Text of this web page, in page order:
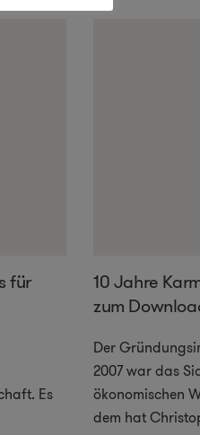
für
Es
10 Jahre
zum
Der
2007 war das
ökonomischen
dem hat